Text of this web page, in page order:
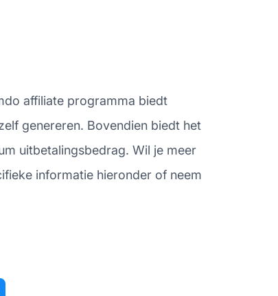
affiliate programma biedt
genereren. Bovendien biedt het
uitbetalingsbedrag. Wil je meer
informatie hieronder of neem